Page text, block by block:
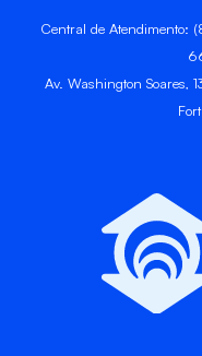
Central de
Av. Washington Soares,